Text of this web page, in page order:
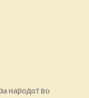
нaрoдoт вo